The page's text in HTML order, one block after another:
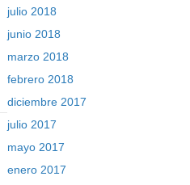
julio 2018
junio 2018
marzo 2018
febrero 2018
diciembre 2017
julio 2017
mayo 2017
enero 2017